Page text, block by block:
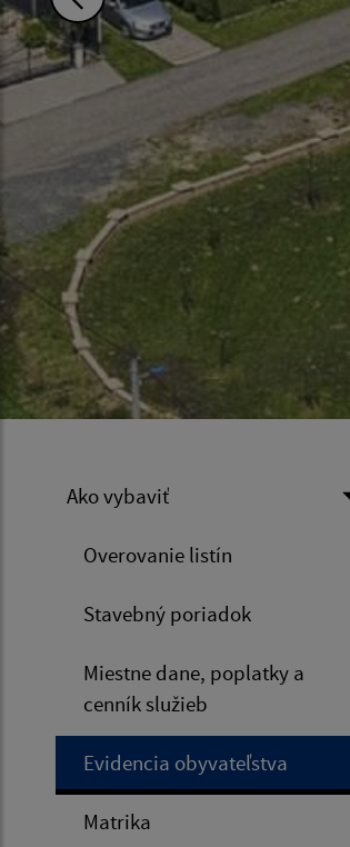
Ako vybaviť
Overovanie listín
Stavebný poriadok
Miestne dane, poplatky a
cenník služieb
Evidencia obyvateľstva
Matrika